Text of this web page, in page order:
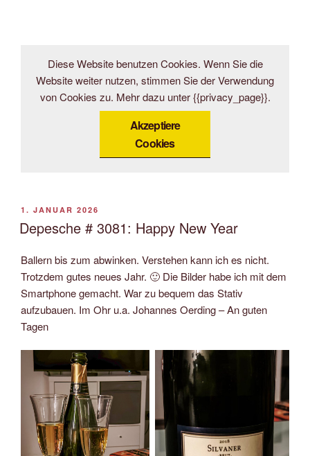
Diese Website benutzen Cookies. Wenn Sie die
Website weiter nutzen, stimmen Sie der Verwendung
von Cookies zu. Mehr dazu unter {{privacy_page}}.
Akzeptiere
Cookies
VERÖFFENTLICHT
AM
1. JANUAR 2026
Depesche # 3081: Happy New Year
Ballern bis zum abwinken. Verstehen kann ich es nicht.
Trotzdem gutes neues Jahr. 🙂 Die Bilder habe ich mit dem
Smartphone gemacht. War zu bequem das Stativ
aufzubauen. Im Ohr u.a. Johannes Oerding – An guten
Tagen